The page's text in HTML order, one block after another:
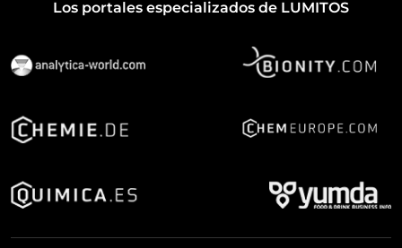
Los portales especializados de LUMITOS